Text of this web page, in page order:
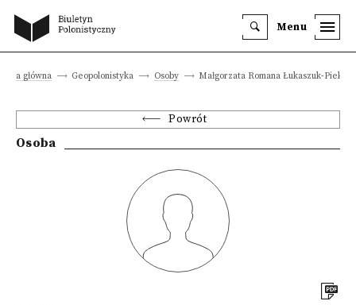
Menu
główna Geopolonistyka Osoby Małgorzata Romana Łukaszuk-Piekara
Powrót
Osoba